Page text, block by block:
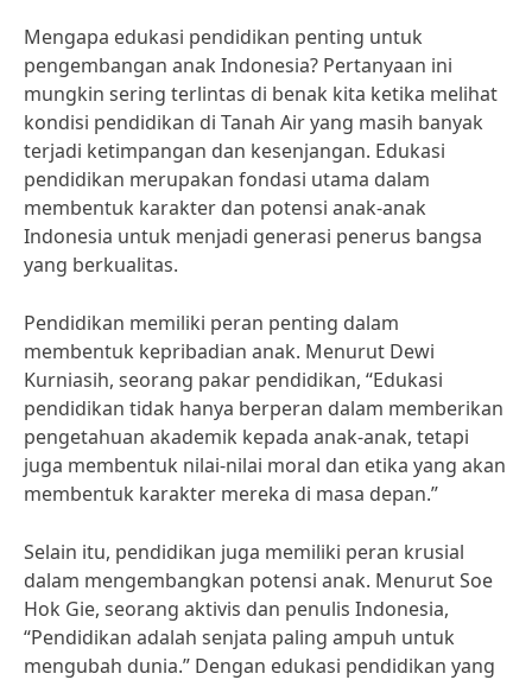
Mengapa edukasi pendidikan penting untuk
pengembangan anak Indonesia? Pertanyaan ini
mungkin sering terlintas di benak kita ketika melihat
kondisi pendidikan di Tanah Air yang masih banyak
terjadi ketimpangan dan kesenjangan. Edukasi
pendidikan merupakan fondasi utama dalam
membentuk karakter dan potensi anak-anak
Indonesia untuk menjadi generasi penerus bangsa
yang berkualitas.
Pendidikan memiliki peran penting dalam
membentuk kepribadian anak. Menurut Dewi
Kurniasih, seorang pakar pendidikan, “Edukasi
pendidikan tidak hanya berperan dalam memberikan
pengetahuan akademik kepada anak-anak, tetapi
juga membentuk nilai-nilai moral dan etika yang akan
membentuk karakter mereka di masa depan.”
Selain itu, pendidikan juga memiliki peran krusial
dalam mengembangkan potensi anak. Menurut Soe
Hok Gie, seorang aktivis dan penulis Indonesia,
“Pendidikan adalah senjata paling ampuh untuk
mengubah dunia.” Dengan edukasi pendidikan yang